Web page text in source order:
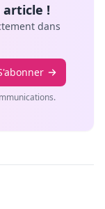
article !
dans